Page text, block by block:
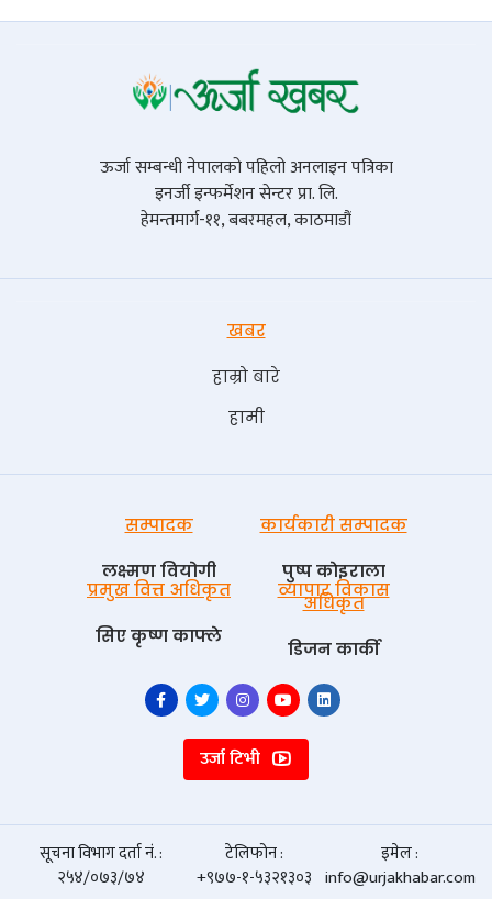
ऊर्जा सम्बन्धी नेपालको पहिलो अनलाइन पत्रिका
इनर्जी इन्फर्मेशन सेन्टर प्रा. लि.
हेमन्तमार्ग-११, बबरमहल, काठमाडौं
खबर
हाम्रो बारे
हामी
सम्पादक
लक्ष्मण वियोगी
कार्यकारी सम्पादक
पुष्प काेइराला
प्रमुख वित्त अधिकृत
सिए कृष्ण काफ्ले
व्यापार विकास
अधिकृत
डिजन कार्की
उर्जा टिभी
सूचना विभाग दर्ता नं. :
२५४/०७३/७४
टेलिफोन :
+९७७-१-५३२१३०३
इमेल :
info@urjakhabar.com